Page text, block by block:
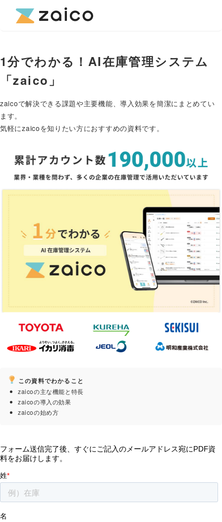
1分でわかる！AI在庫管理システム
「zaico」
zaicoで解決できる課題や主要機能、導入効果を簡潔にまとめてい
ます。
気軽にzaicoを知りたい方におすすめの資料です。
この資料でわかること
zaicoの主な機能と特長
zaicoの導入の効果
zaicoの始め方